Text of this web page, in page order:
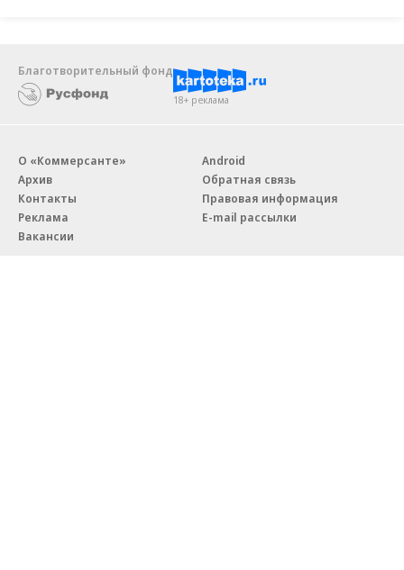
Благотворительный фонд
18+ реклама
О «Коммерсанте»
Архив
Контакты
Реклама
Вакансии
Android
Обратная связь
Правовая информация
E-mail рассылки